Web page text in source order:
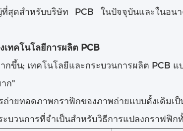
สุดสําหรับบริษัท PCB ในปัจจุบันและในอน
ทคโนโลยีการผลิต PCB
ากขึ้น; เทคโนโลยีและกระบวนการผลิต PCB
ก"
ถ่ายทอดภาพกราฟิกของภาพถ่ายแบบดั้งเดิมเ
ะบวนการที่จําเป็นสําหรับวิธีการแปลงกราฟฟิก